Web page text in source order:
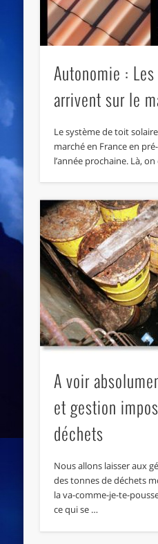
Autonomie :
arrivent sur le
Le système de toit
marché en France en
l’année prochaine. Là,
A voir
et gestion
déchets
Nous allons laisser aux
des tonnes de déchets
la va-comme-je-te-
ce qui se …